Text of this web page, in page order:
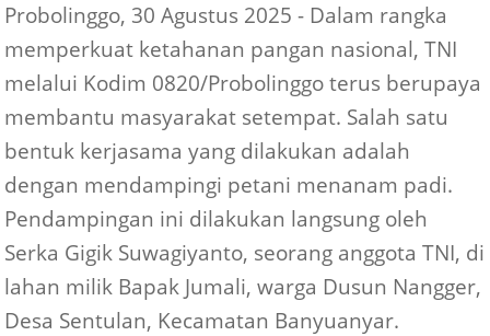
Probolinggo, 30 Agustus 2025 - Dalam rangka
memperkuat ketahanan pangan nasional, TNI
melalui Kodim 0820/Probolinggo terus berupaya
membantu masyarakat setempat. Salah satu
bentuk kerjasama yang dilakukan adalah
dengan mendampingi petani menanam padi.
Pendampingan ini dilakukan langsung oleh
Serka Gigik Suwagiyanto, seorang anggota TNI, di
lahan milik Bapak Jumali, warga Dusun Nangger,
Desa Sentulan, Kecamatan Banyuanyar.